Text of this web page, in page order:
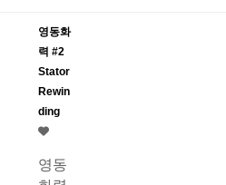
영동화
력 #2
Stator
Rewin
ding
영동